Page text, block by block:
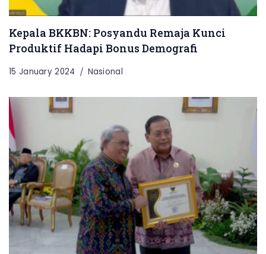
Kepala BKKBN: Posyandu Remaja Kunci
Produktif Hadapi Bonus Demografi
15 January 2024 Nasional